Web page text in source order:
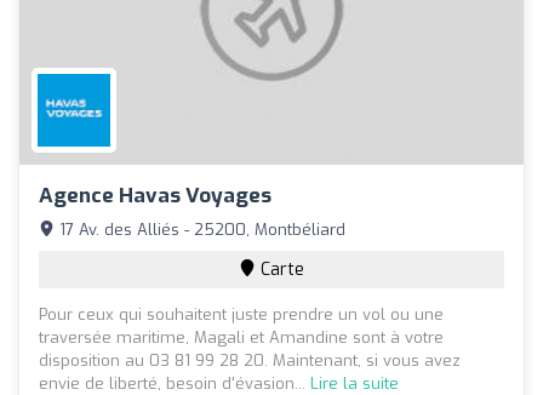
Agence Havas Voyages
17 Av. des Alliés - 25200, Montbéliard
Carte
Pour ceux qui souhaitent juste prendre un vol ou une
traversée maritime, Magali et Amandine sont à votre
disposition au 03 81 99 28 20. Maintenant, si vous avez
envie de liberté, besoin d'évasion... Lire la suite